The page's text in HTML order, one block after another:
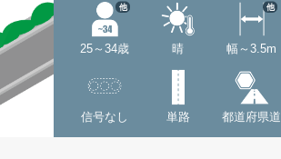
25～34歳
他
晴 幅～3.5m
他
信号なし 単路 都道府県道